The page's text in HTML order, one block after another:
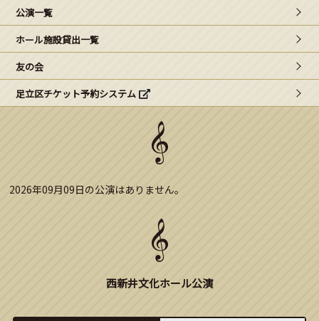
こどもみーてぃんぐ
Gがくえん
ブランドからのお知らせ
公演一覧
ホール施設貸出一覧
友の会
足立区チケット予約システム
2026年09月09日の公演はありません。
西新井文化ホール公演